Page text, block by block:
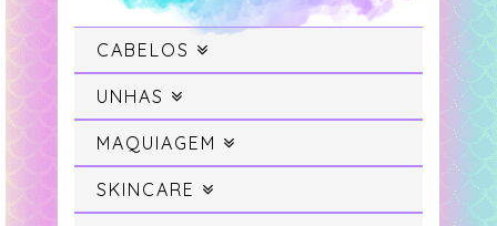
CABELOS
Cabelo
Cabelo Colorido
Projeto Sereia
UNHAS
Swatches
Unhas da Semana
MAQUIAGEM
Maquiagem
SKINCARE